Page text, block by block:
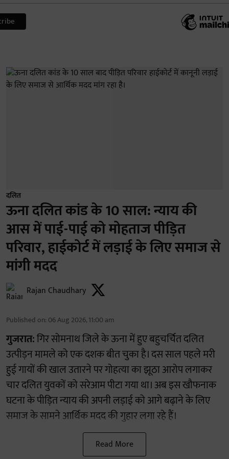
दलित
ऊना दलित कांड के 10 साल: न्याय की
आस में पाई-पाई को मोहताज पीड़ित
परिवार, हाईकोर्ट में लड़ाई के लिए समाज से
मांगी मदद
Rajan Chaudhary
Published on: 06 Aug 2026, 11:00 am
गुजरात:गिर सोमनाथ जिले के ऊना में हुए बहुचर्चित दलित
उत्पीड़न मामले को एक दशक बीत चुका है। दस साल पहले मरी
हुई गायों की खाल उतारने पर गोहत्या का झूठा आरोप लगाकर
चार दलित युवकों को सरेआम पीटा गया था। अब इस खौफनाक
घटना के पीड़ित न्याय की अपनी लड़ाई को आगे बढ़ाने के लिए
समाज के सामने आर्थिक मदद की गुहार लगा रहे हैं।
Read More